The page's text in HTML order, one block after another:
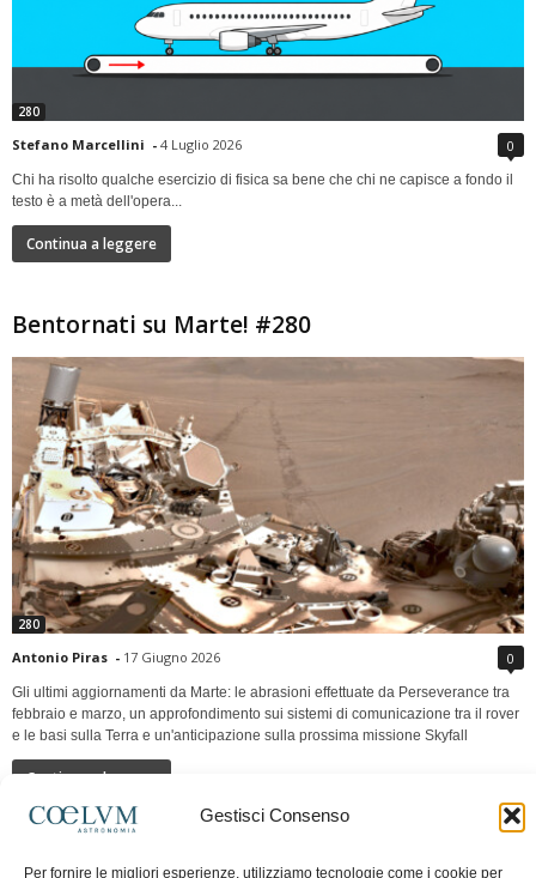
Gestisci Consenso
Per fornire le migliori esperienze, utilizziamo tecnologie come i cookie per
280
Stefano Marcellini - 4 Luglio 2026 0
Chi ha risolto qualche esercizio di fisica sa bene che chi ne capisce a fondo il
testo è a metà dell'opera...
Continua a leggere
Bentornati su Marte! #280
280
Antonio Piras - 17 Giugno 2026 0
Gli ultimi aggiornamenti da Marte: le abrasioni effettuate da Perseverance tra
febbraio e marzo, un approfondimento sui sistemi di comunicazione tra il rover
e le basi sulla Terra e un'anticipazione sulla prossima missione Skyfall
Continua a leggere